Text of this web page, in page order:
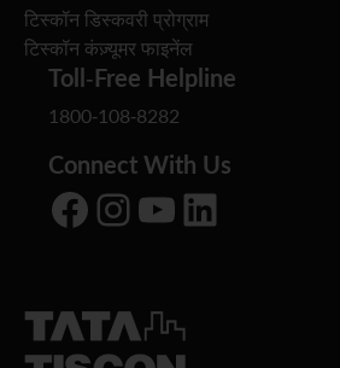
टिस्कॉन डिस्कवरी प्रोग्राम
टिस्कॉन कंज़्यूमर फाइनेंल
Toll-Free Helpline
1800-108-8282
Connect With Us
Facebook Instagram YouTube LinkedIn